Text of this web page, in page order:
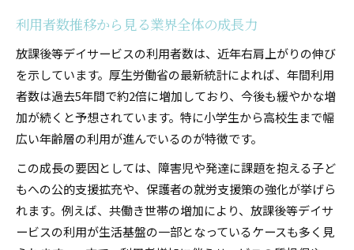
赤字経営が広がる背景と業界構造の問題点
報酬改定や固定費増加が経営に与える影響
赤字を防ぐための放課後等デイサービス経営戦
略
今後の成長性と将来性を読み解く視点
放課後等デイサービスの将来性と成長要因とは
市場調査で分かる今後の成長性のポイント
社会背景と法制度がもたらす将来の変化
成長性と競争激化のバランスを見極める方法
放課後等デイサービス事業の中長期展望
利用者数推移から見る業界全体の成長力
放課後等デイサービスの利用者数は、近年右肩上がりの伸び
を示しています。厚生労働省の最新統計によれば、年間利用
者数は過去5年間で約2倍に増加しており、今後も緩やかな増
加が続くと予想されています。特に小学生から高校生まで幅
広い年齢層の利用が進んでいるのが特徴です。
この成長の要因としては、障害児や発達に課題を抱える子ど
もへの公的支援拡充や、保護者の就労支援策の強化が挙げら
れます。例えば、共働き世帯の増加により、放課後等デイサ
ービスの利用が生活基盤の一部となっているケースも多く見